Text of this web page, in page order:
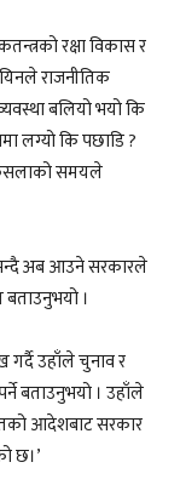
रक्षा विकास र
राजनीतिक
बलियो भयो कि
लग्यो कि पछाडि ?
फैसलाको समयले
अब आउने सरकारले
।
उहाँले चुनाव र
बताउनुभयो । उहाँले
आदेशबाट सरकार
छ।’